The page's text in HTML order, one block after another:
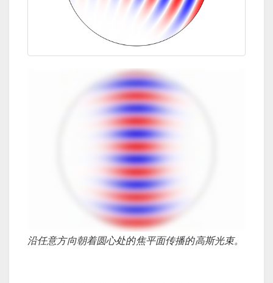
沿任意方向朝着圆心处的焦平面传播的高斯光束。